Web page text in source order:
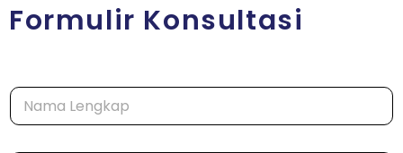
Formulir Konsultasi
N
m